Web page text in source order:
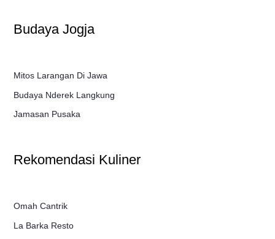
Budaya Jogja
Mitos Larangan Di Jawa
Budaya Nderek Langkung
Jamasan Pusaka
Rekomendasi Kuliner
Omah Cantrik
La Barka Resto